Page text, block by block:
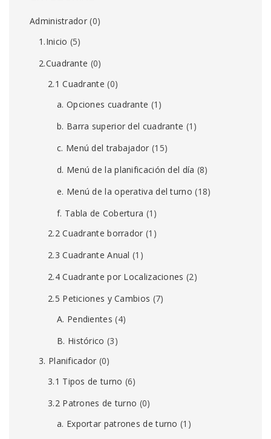
Administrador(0)
1.Inicio (5)
2.Cuadrante (0)
2.1 Cuadrante (0)
a. Opciones cuadrante (1)
b. Barra superior del cuadrante (1)
c. Menú del trabajador (15)
d. Menú de la planificación del día (8)
e. Menú de la operativa del turno (18)
f. Tabla de Cobertura (1)
2.2 Cuadrante borrador (1)
2.3 Cuadrante Anual (1)
2.4 Cuadrante por Localizaciones (2)
2.5 Peticiones y Cambios (7)
A. Pendientes (4)
B. Histórico (3)
3. Planificador (0)
3.1 Tipos de turno (6)
3.2 Patrones de turno (0)
a. Exportar patrones de turno (1)